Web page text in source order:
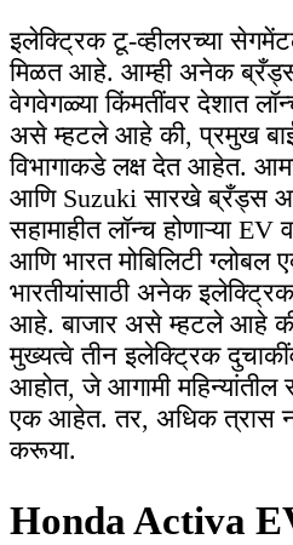
इलेक्ट्रिक टू-व्हीलरच्या
मिळत आहे. आम्ही अनेक
वेगवेगळ्या किंमतींवर देशात
असे म्हटले आहे की, प्रमुख
विभागाकडे लक्ष देत आहेत.
आणि Suzuki सारखे ब्रँड्स
सहामाहीत लॉन्च होणाऱ्या
आणि भारत मोबिलिटी ग्लोबल
भारतीयांसाठी अनेक
आहे. बाजार असे म्हटले आहे
मुख्यत्वे तीन इलेक्ट्रिक
आहोत, जे आगामी महिन्यांतील
एक आहेत. तर, अधिक त्रास
करूया.
Honda Activa